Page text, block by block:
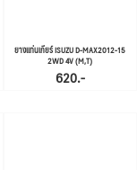
ยางแท่นเกียร์ ISUZU D-MAX2012-15
2WD 4V (M,T)
620.-